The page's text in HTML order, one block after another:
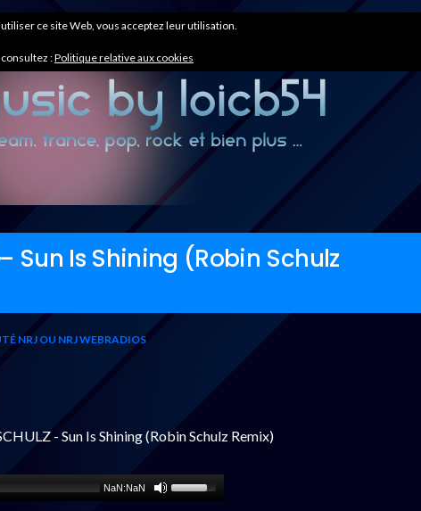
– Sun Is Shining (Robin Schulz
NRJ OU NRJ WEBRADIOS
- Sun Is Shining (Robin Schulz Remix)
NaN:NaN
ce site Web, vous acceptez leur utilisation.
:Politique relative aux cookies